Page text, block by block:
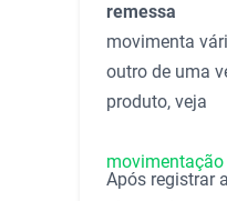
remessa
movimenta
outro de uma
produto, veja
Após registrar